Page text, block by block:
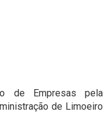
de Empresas pela
de Limoeiro